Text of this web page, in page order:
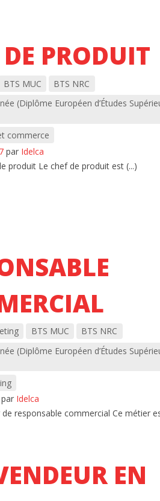
PRODUIT
BTS MUC
BTS NRC
(Diplôme Européen d’Études
commerce
par Idelca
produit Le chef de produit est (...)
BTS MUC
BTS NRC
(Diplôme Européen d’Études
Idelca
responsable commercial Ce métier
EN